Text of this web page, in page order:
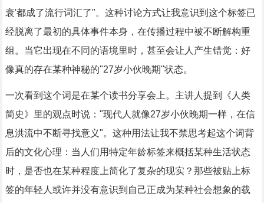
衰'都成了流行词汇了"。这种讨论方式让我意识到这个标签已
经脱离了最初的具体事件本身，在传播过程中被不断解构重
组。当它出现在不同的语境里时，甚至会让人产生错觉：好
像真的存在某种神秘的"27岁小伙晚期"状态。
一次看到这个词是在某个读书分享会上。主讲人提到《人类
简史》里的观点时说："现代人就像27岁小伙晚期一样，在信
息洪流中不断寻找意义"。这种用法让我不禁思考起这个词背
后的文化心理：当人们用特定年龄标签来概括某种生活状态
时，是否也在某种程度上简化了复杂的现实？那些被贴上标
签的年轻人或许并没有意识到自己正成为某种社会想象的载